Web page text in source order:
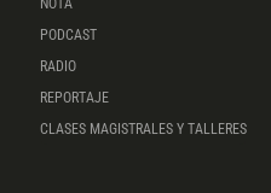
NOTA
PODCAST
RADIO
REPORTAJE
CLASES MAGISTRALES Y TALLERES